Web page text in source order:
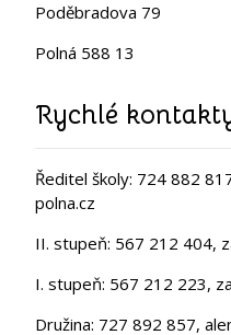
Poděbradova 79
Polná 588 13
Rychlé
Ředitel školy: 724 882
polna.cz
II. stupeň: 567 212 404,
I. stupeň: 567 212 223,
Družina: 727 892 857,